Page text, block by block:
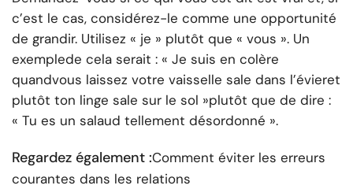
c’est le cas, considérez-le comme une opportunité
de grandir. Utilisez « je » plutôt que « vous ». Un
exemplede cela serait : « Je suis en colère
quandvous laissez votre vaisselle sale dans l’évieret
plutôt ton linge sale sur le sol »plutôt que de dire :
« Tu es un salaud tellement désordonné ».
Regardez également :Comment éviter les erreurs
courantes dans les relations